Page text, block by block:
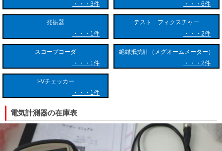
3件
6件
発振器
1件
テスト フィクスチャー
2件
スコープコーダ
1件
絶縁抵抗計（メグオームメーター）
2件
I-Vチェッカー
1件
電気計測器の在庫表